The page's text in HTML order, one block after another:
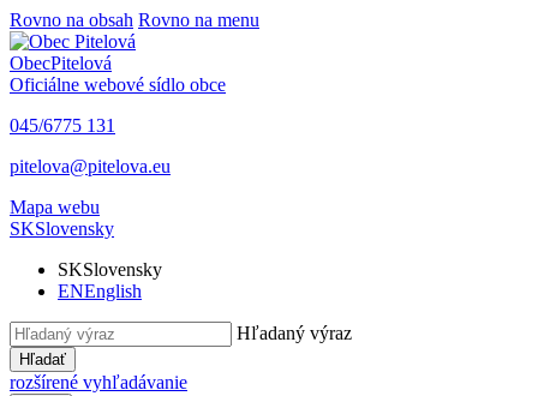
Rovno na obsah Rovno na menu
ObecPitelová
Oficiálne webové sídlo obce
045/6775 131
pitelova@pitelova.eu
Mapa webu
SKSlovensky
SKSlovensky
ENEnglish
Hľadaný výraz
Hľadať
rozšírené vyhľadávanie